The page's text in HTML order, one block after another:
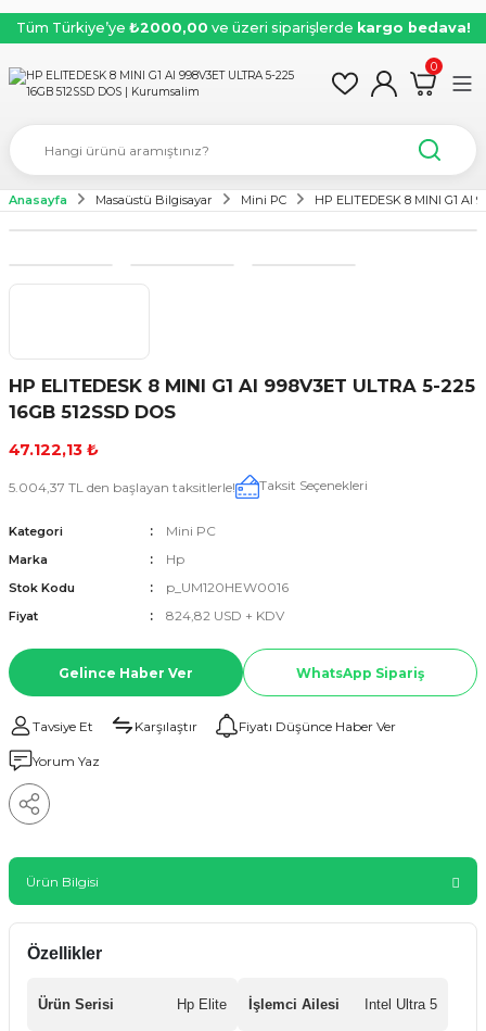
Tüm Türkiye’ye ₺2000,00 ve üzeri siparişlerde kargo bedava!
0
Anasayfa Masaüstü Bilgisayar Mini PC HP ELITEDESK 8 MINI G1 AI
HP ELITEDESK 8 MINI G1 AI 998V3ET ULTRA 5-225
16GB 512SSD DOS
47.122,13 ₺
5.004,37 TL den başlayan taksitlerle! Taksit Seçenekleri
Kategori Mini PC
Marka Hp
Stok Kodu p_UM120HEW0016
Fiyat 824,82 USD + KDV
Gelince Haber Ver WhatsApp Sipariş
Tavsiye Et Karşılaştır Fiyatı Düşünce Haber Ver
Yorum Yaz
Ürün Bilgisi
Özellikler
Ürün Serisi Hp Elite İşlemci Ailesi Intel Ultra 5